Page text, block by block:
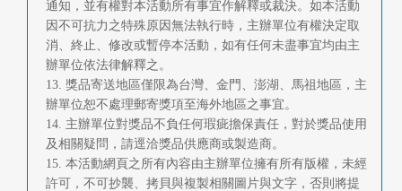
通知，並有權對本活動所有事宜作解釋或裁決。如本活動
因不可抗力之特殊原因無法執行時，主辦單位有權決定取
消、終止、修改或暫停本活動，如有任何未盡事宜均由主
辦單位依法律解釋之。
13. 獎品寄送地區僅限為台灣、金門、澎湖、馬祖地區，主
辦單位恕不處理郵寄獎項至海外地區之事宜。
14. 主辦單位對獎品不負任何瑕疵擔保責任，對於獎品使用
及相關疑問，請逕洽獎品供應商或製造商。
15. 本活動網頁之所有內容由主辦單位擁有所有版權，未經
許可，不可抄襲、拷貝與複製相關圖片與文字，否則將提